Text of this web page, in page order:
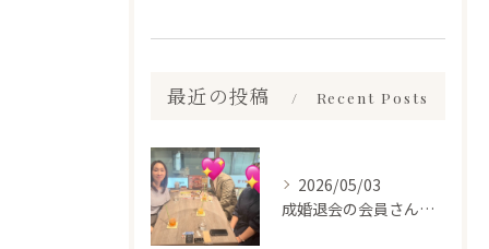
最近の投稿 Recent Posts
2026/05/03
成婚退会の会員さんとお会いして来ました✨